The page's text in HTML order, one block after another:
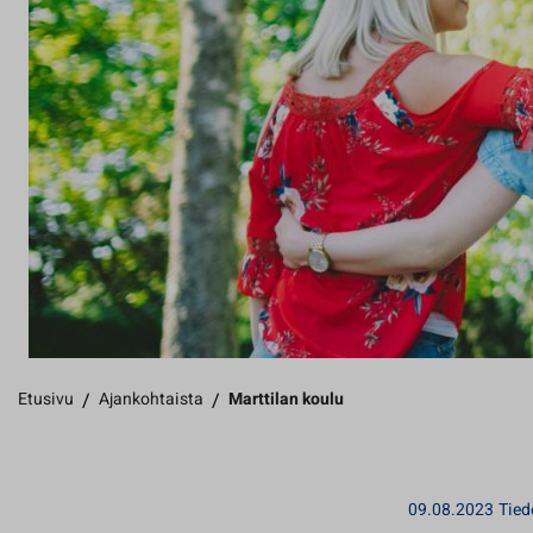
Etusivu / Ajankohtaista / Marttilan koulu
09.08.2023